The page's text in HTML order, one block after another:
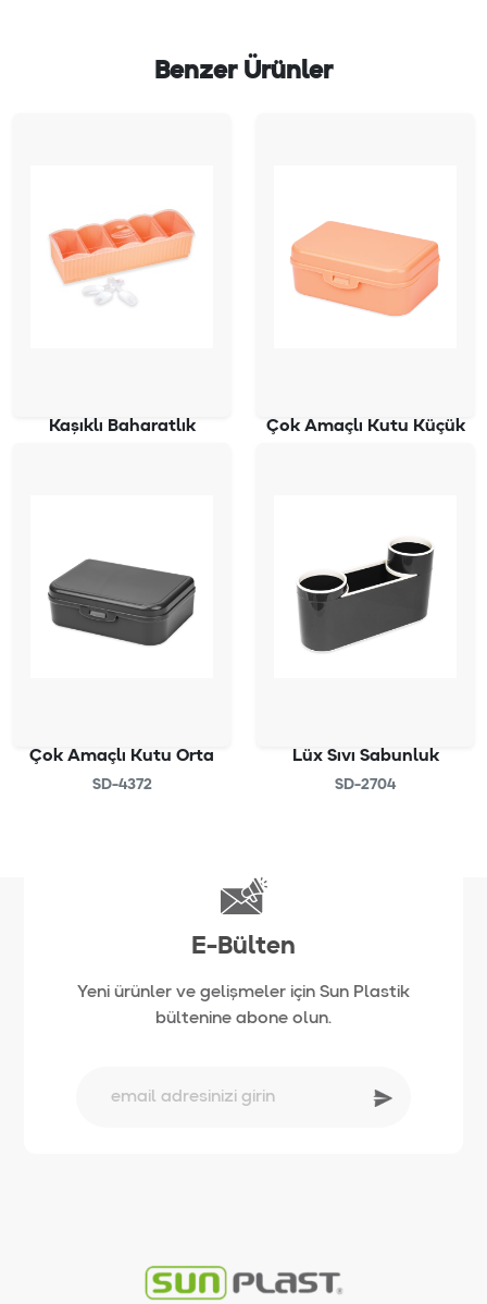
Benzer Ürünler
Kaşıklı Baharatlık Çok Amaçlı Kutu Küçük
Çok Amaçlı Kutu Orta
SD-4372
Lüx Sıvı Sabunluk
SD-2704
E-Bülten
Yeni ürünler ve gelişmeler için Sun Plastik
bültenine abone olun.